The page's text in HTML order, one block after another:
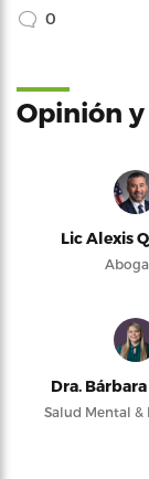
0
Opinión
Lic Alexis
Dra.
Salud Mental &